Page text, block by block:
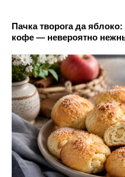
Пачка творога да
кофе — невероятно